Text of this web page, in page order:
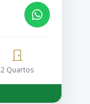
2 Quartos